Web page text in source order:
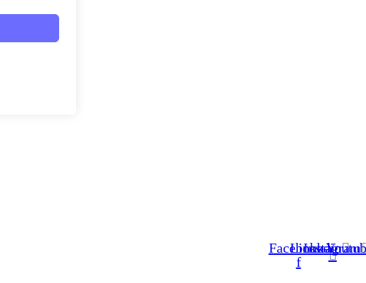
Facebook-
f
Linkedin
Instagram